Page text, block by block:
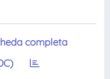
completa